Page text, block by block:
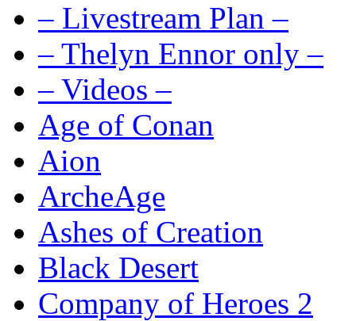
– Livestream Plan –
– Thelyn Ennor only –
– Videos –
Age of Conan
Aion
ArcheAge
Ashes of Creation
Black Desert
Company of Heroes 2